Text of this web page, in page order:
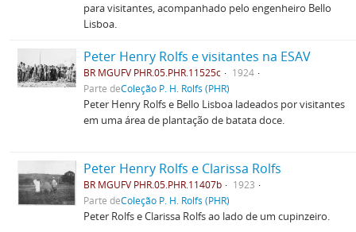
para visitantes, acompanhado pelo engenheiro Bello
Lisboa.
Peter Henry Rolfs e visitantes na ESAV
BR MGUFV PHR.05.PHR.11525c
1924
Parte deColeção P. H. Rolfs (PHR)
Peter Henry Rolfs e Bello Lisboa ladeados por visitantes
em uma área de plantação de batata doce.
Peter Henry Rolfs e Clarissa Rolfs
BR MGUFV PHR.05.PHR.11407b
1923
Parte deColeção P. H. Rolfs (PHR)
Peter Rolfs e Clarissa Rolfs ao lado de um cupinzeiro.